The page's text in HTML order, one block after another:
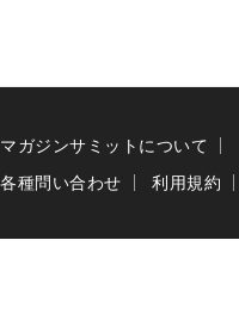
マガジンサミットについて
各種問い合わせ
利用規約